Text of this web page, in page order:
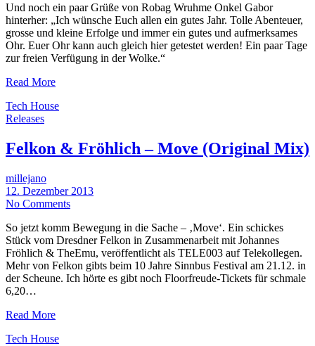
Und noch ein paar Grüße von Robag Wruhme Onkel Gabor
hinterher: „Ich wünsche Euch allen ein gutes Jahr. Tolle Abenteuer,
grosse und kleine Erfolge und immer ein gutes und aufmerksames
Ohr. Euer Ohr kann auch gleich hier getestet werden! Ein paar Tage
zur freien Verfügung in der Wolke.“
Read More
Tech House
Releases
Felkon & Fröhlich – Move (Original Mix)
millejano
12. Dezember 2013
No Comments
So jetzt komm Bewegung in die Sache – ‚Move‘. Ein schickes
Stück vom Dresdner Felkon in Zusammenarbeit mit Johannes
Fröhlich & TheEmu, veröffentlicht als TELE003 auf Telekollegen.
Mehr von Felkon gibts beim 10 Jahre Sinnbus Festival am 21.12. in
der Scheune. Ich hörte es gibt noch Floorfreude-Tickets für schmale
6,20…
Read More
Tech House